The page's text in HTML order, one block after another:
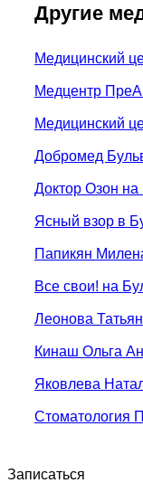
Другие
Медицинский
Медцентр
Медицинский
Добромед
Доктор Озон
Ясный взор в
Папикян
Все свои! на
Леонова
Кинаш Ольга
Яковлева
Стоматология
Записаться